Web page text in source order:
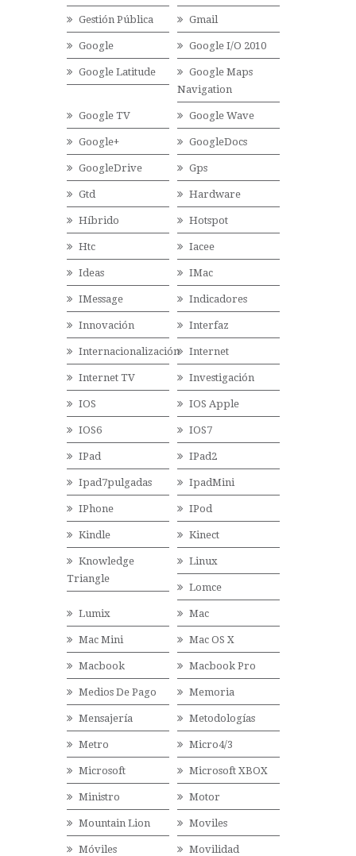
Gestión Pública Gmail
Google Google I/O 2010
Google Latitude
Google Maps
Navigation
Google TV Google Wave
Google+ GoogleDocs
GoogleDrive Gps
Gtd Hardware
Híbrido Hotspot
Htc Iacee
Ideas IMac
IMessage Indicadores
Innovación Interfaz
Internacionalización Internet
Internet TV Investigación
IOS IOS Apple
IOS6 IOS7
IPad IPad2
Ipad7pulgadas IpadMini
IPhone IPod
Kindle Kinect
Knowledge
Triangle
Linux
Lomce
Lumix Mac
Mac Mini Mac OS X
Macbook Macbook Pro
Medios De Pago Memoria
Mensajería Metodologías
Metro Micro4/3
Microsoft Microsoft XBOX
Ministro Motor
Mountain Lion Moviles
Móviles Movilidad